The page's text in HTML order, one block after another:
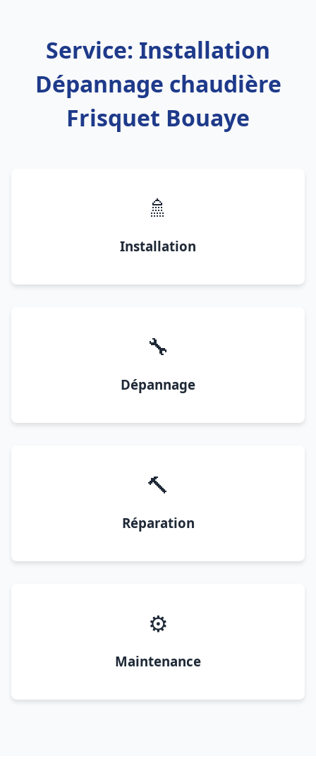
Service: Installation
Dépannage chaudière
Frisquet Bouaye
🚿
Installation
🔧
Dépannage
🔨
Réparation
⚙️
Maintenance